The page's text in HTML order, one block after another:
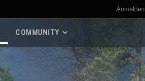
Anmelden
COMMUNITY
Roadmap 2026
Spielanleitungen